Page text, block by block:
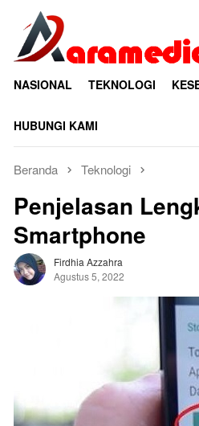
NASIONAL TEKNOLOGI
HUBUNGI KAMI
Beranda Teknologi
Penjelasan
Smartphone
Firdhia Azzahra
Agustus 5, 2022